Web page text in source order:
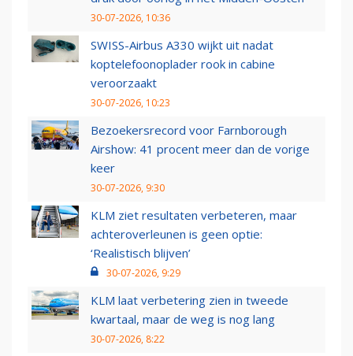
30-07-2026, 10:36
SWISS-Airbus A330 wijkt uit nadat
koptelefoonoplader rook in cabine
veroorzaakt
30-07-2026, 10:23
Bezoekersrecord voor Farnborough
Airshow: 41 procent meer dan de vorige
keer
30-07-2026, 9:30
KLM ziet resultaten verbeteren, maar
achteroverleunen is geen optie:
‘Realistisch blijven’
30-07-2026, 9:29
KLM laat verbetering zien in tweede
kwartaal, maar de weg is nog lang
30-07-2026, 8:22